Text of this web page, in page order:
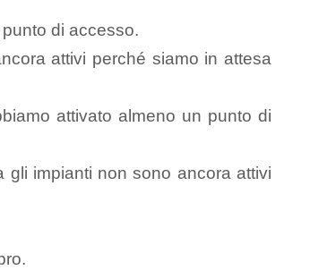
di accesso.
attivi perché siamo in attesa
attivato almeno un punto di
impianti non sono ancora attivi